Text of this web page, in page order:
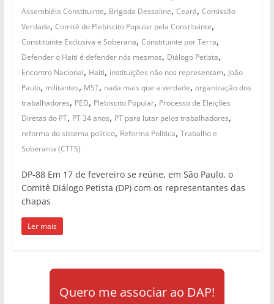
Assembléia Constituinte, Brigada Dessaline, Ceará, Comissão
Verdade, Comitê do Plebiscito Popular pela Constituinte,
Constituinte Exclusiva e Soberana, Constituinte por Terra,
Defender o Haiti é defender nós mesmos, Diálogo Petista,
Encontro Nacional, Haiti, instituições não nos representam, João
Paulo, militantes, MST, nada mais que a verdade, organização dos
trabalhadores, PED, Plebiscito Popular, Processo de Eleições
Diretas do PT, PT 34 anos, PT para lutar pelos trabalhadores,
reforma do sistema político, Reforma Política, Trabalho e
Soberania (CTTS)
DP-88 Em 17 de fevereiro se reúne, em São Paulo, o
Comitê Diálogo Petista (DP) com os representantes das
chapas
Ler mais
Quero me associar ao DAP!